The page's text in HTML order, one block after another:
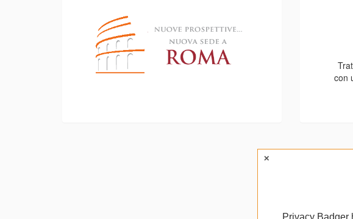
con